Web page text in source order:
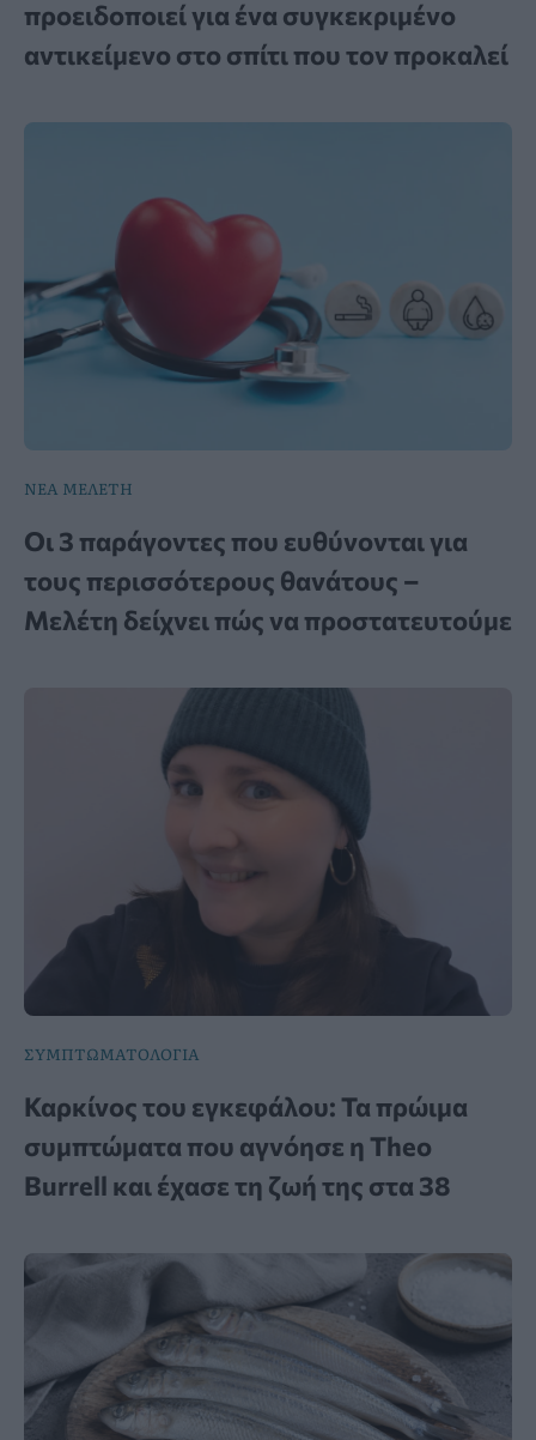
προειδοποιεί για ένα συγκεκριμένο
αντικείμενο στο σπίτι που τον προκαλεί
ΝΕΑ ΜΕΛΕΤΗ
Οι 3 παράγοντες που ευθύνονται για
τους περισσότερους θανάτους –
Μελέτη δείχνει πώς να προστατευτούμε
ΣΥΜΠΤΩΜΑΤΟΛΟΓΙΑ
Καρκίνος του εγκεφάλου: Τα πρώιμα
συμπτώματα που αγνόησε η Theo
Burrell και έχασε τη ζωή της στα 38